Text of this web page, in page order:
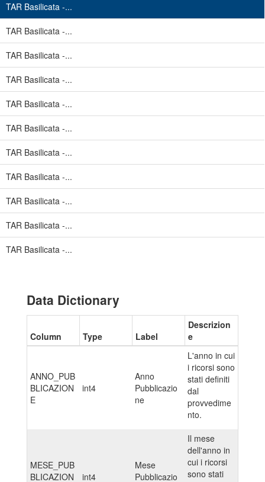
TAR Basilicata -...
TAR Basilicata -...
TAR Basilicata -...
TAR Basilicata -...
TAR Basilicata -...
TAR Basilicata -...
TAR Basilicata -...
TAR Basilicata -...
TAR Basilicata -...
TAR Basilicata -...
TAR Basilicata -...
Data Dictionary
Column Type Label
Descrizion
e
ANNO_PUB
BLICAZION
E
int4
Anno
Pubblicazio
ne
L'anno in cui
i ricorsi sono
stati definiti
dal
provvedime
nto.
MESE_PUB
BLICAZION
int4
Mese
Pubblicazio
Il mese
dell'anno in
cui i ricorsi
sono stati